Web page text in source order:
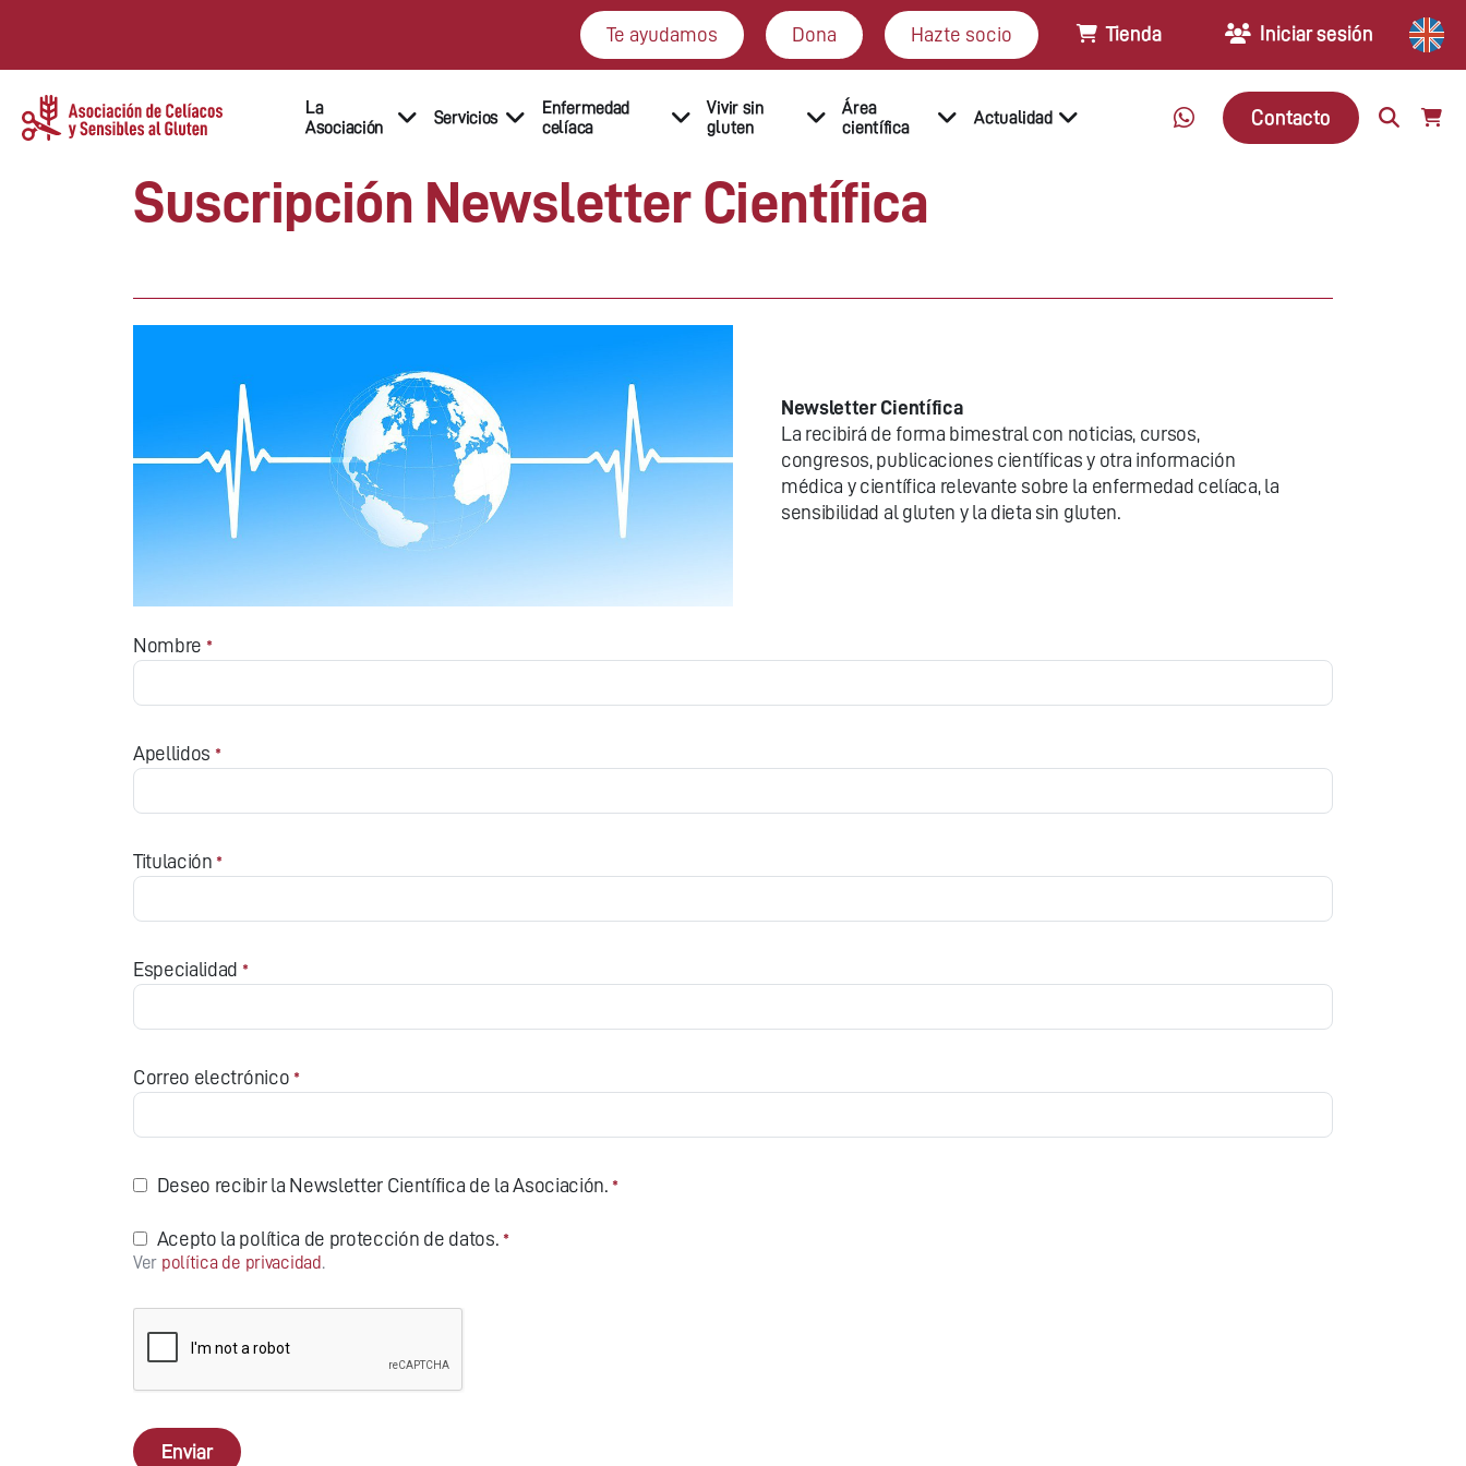
Te ayudamos Dona Hazte socio Tienda Iniciar sesión
La
Asociación
Servicios
Enfermedad
celíaca
Vivir sin
gluten
Área
científica
Actualidad Contacto
Suscripción Newsletter Científica
Newsletter Científica
La recibirá de forma bimestral con noticias, cursos,
congresos, publicaciones científicas y otra información
médica y científica relevante sobre la enfermedad celíaca, la
sensibilidad al gluten y la dieta sin gluten.
Nombre *
Apellidos *
Titulación *
Especialidad *
Correo electrónico *
Deseo recibir la Newsletter Científica de la Asociación. *
Acepto la política de protección de datos. *
Ver política de privacidad.
Enviar